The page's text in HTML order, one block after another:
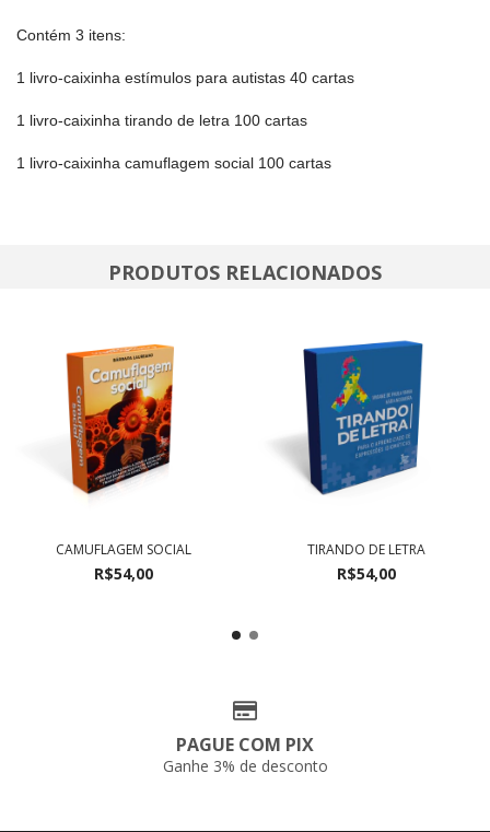
Contém 3 itens:
1 livro-caixinha estímulos para autistas 40 cartas
1 livro-caixinha tirando de letra 100 cartas
1 livro-caixinha camuflagem social 100 cartas
PRODUTOS RELACIONADOS
CAMUFLAGEM SOCIAL
R$54,00
TIRANDO DE LETRA
R$54,00
PAGUE COM PIX
Ganhe 3% de desconto